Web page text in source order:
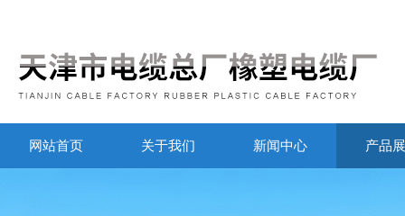
网站首页 关于我们 新闻中心 产品